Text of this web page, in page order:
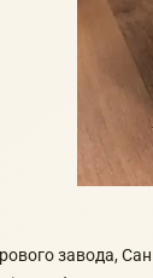
завода,